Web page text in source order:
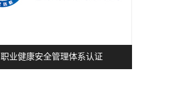
职业健康安全管理体系认证